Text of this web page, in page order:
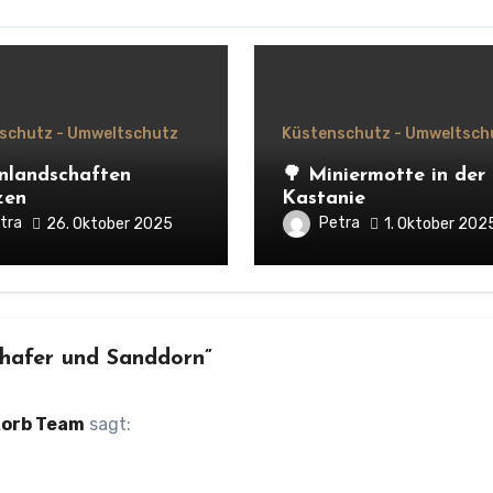
- Umweltschutz
26. Oktober 2025
Küstenschutz -
🌳 Miniermotte in der
Kastanie
Petra 1. Oktober
und Sanddorn”
Team sagt: